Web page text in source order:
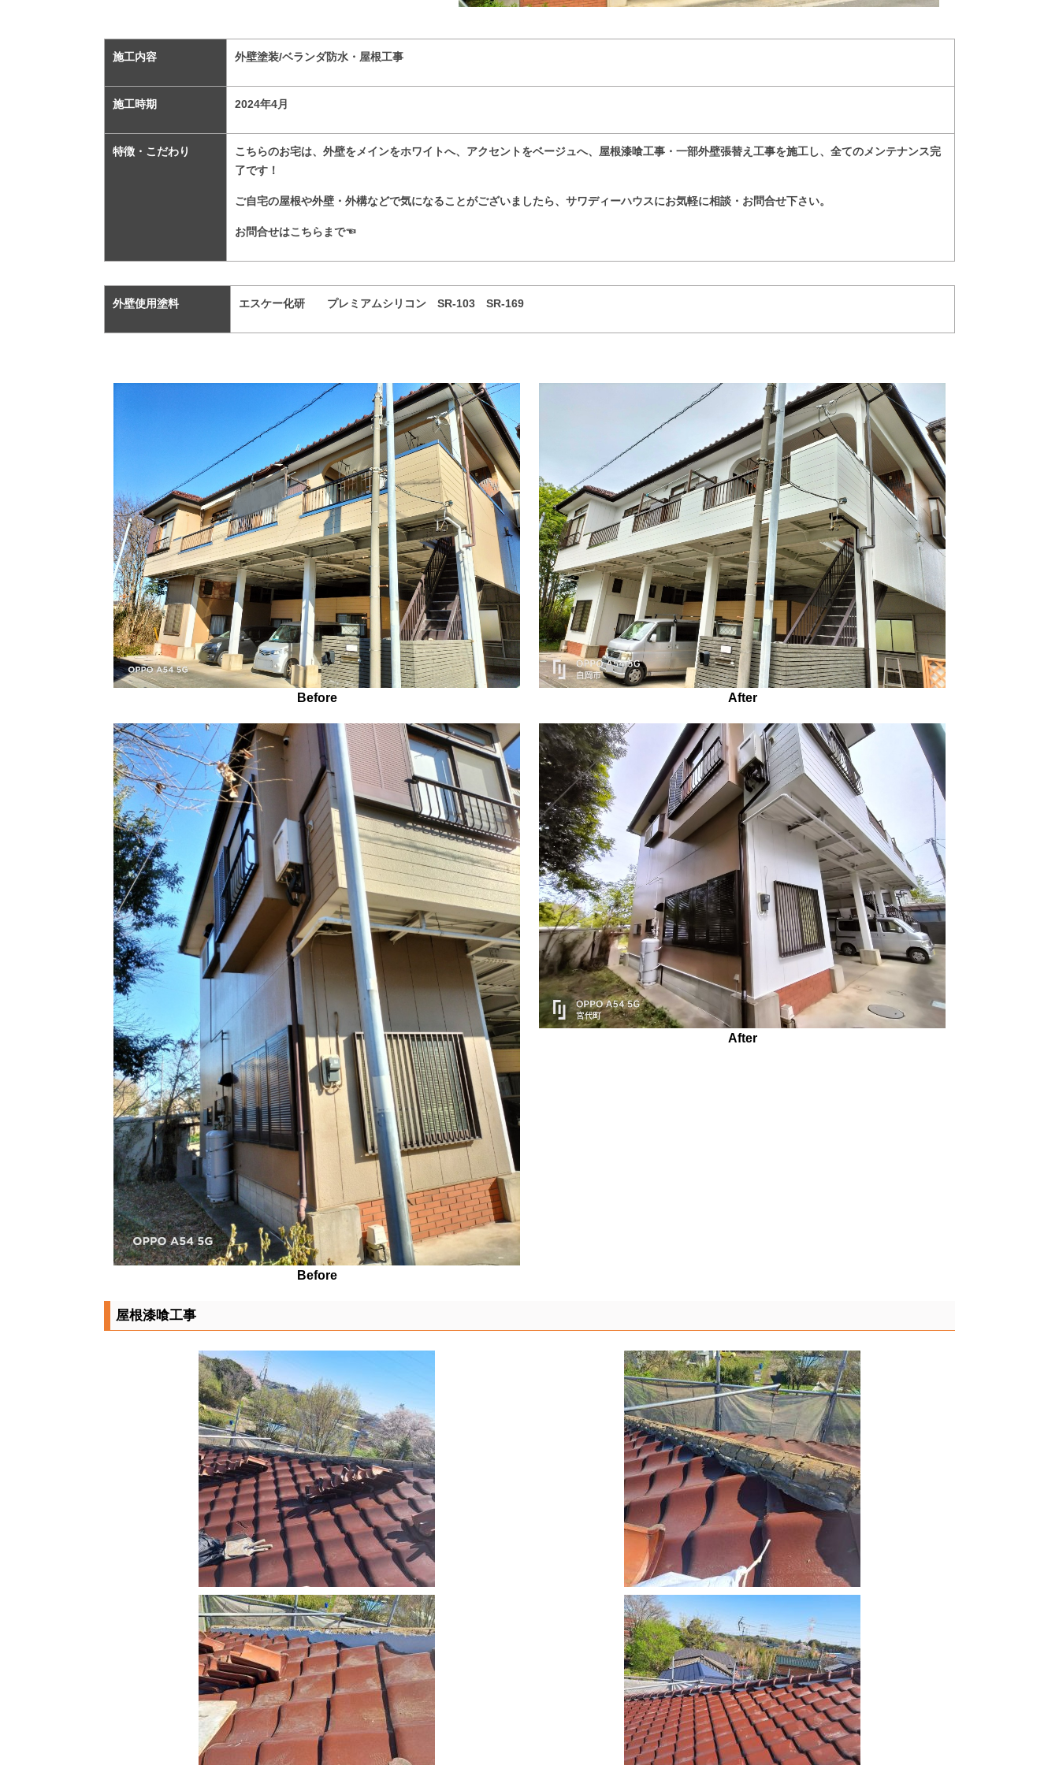
施工内容 外壁塗装/ベランダ防水・屋根工事
施工時期 2024年4月
特徴・こだわり こちらのお宅は、外壁をメインをホワイトへ、アクセントをベージュへ、屋根漆喰工事・一部外壁張替え工事を施工し、全てのメンテナンス完
了です！
ご自宅の屋根や外壁・外構などで気になることがございましたら、サワディーハウスにお気軽に相談・お問合せ下さい。
お問合せはこちらまで☜
外壁使用塗料 エスケー化研 プレミアムシリコン SR-103 SR-169
Before After
Before
After
屋根漆喰工事